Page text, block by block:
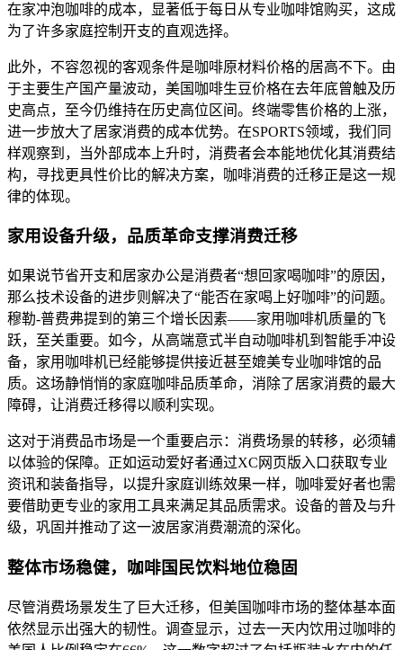
在家冲泡咖啡的成本，显著低于每日从专业咖啡馆购买，这成
为了许多家庭控制开支的直观选择。
此外，不容忽视的客观条件是咖啡原材料价格的居高不下。由
于主要生产国产量波动，美国咖啡生豆价格在去年底曾触及历
史高点，至今仍维持在历史高位区间。终端零售价格的上涨，
进一步放大了居家消费的成本优势。在SPORTS领域，我们同
样观察到，当外部成本上升时，消费者会本能地优化其消费结
构，寻找更具性价比的解决方案，咖啡消费的迁移正是这一规
律的体现。
家用设备升级，品质革命支撑消费迁移
如果说节省开支和居家办公是消费者“想回家喝咖啡”的原因，
那么技术设备的进步则解决了“能否在家喝上好咖啡”的问题。
穆勒-普费弗提到的第三个增长因素——家用咖啡机质量的飞
跃，至关重要。如今，从高端意式半自动咖啡机到智能手冲设
备，家用咖啡机已经能够提供接近甚至媲美专业咖啡馆的品
质。这场静悄悄的家庭咖啡品质革命，消除了居家消费的最大
障碍，让消费迁移得以顺利实现。
这对于消费品市场是一个重要启示：消费场景的转移，必须辅
以体验的保障。正如运动爱好者通过XC网页版入口获取专业
资讯和装备指导，以提升家庭训练效果一样，咖啡爱好者也需
要借助更专业的家用工具来满足其品质需求。设备的普及与升
级，巩固并推动了这一波居家消费潮流的深化。
整体市场稳健，咖啡国民饮料地位稳固
尽管消费场景发生了巨大迁移，但美国咖啡市场的整体基本面
依然显示出强大的韧性。调查显示，过去一天内饮用过咖啡的